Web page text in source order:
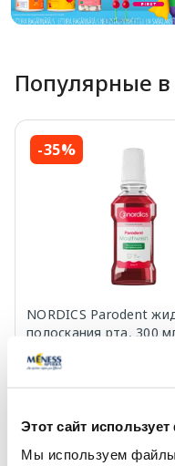
Этот сайт
Мы используем
Популярные в
-35%
NORDICS Parodent
полоскания рта, 300
2.98 €
В